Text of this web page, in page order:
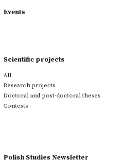
Events
Scientific projects
All
Research projects
Doctoral and post-doctoral theses
Contests
Polish Studies Newsletter